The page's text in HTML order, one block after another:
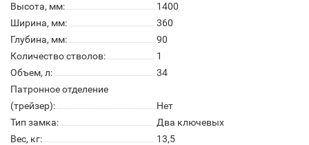
Высота, мм:
1400
Ширина, мм:
360
Глубина, мм:
90
Количество стволов:
1
Объем, л:
34
Патронное отделение
(трейзер):
Нет
Тип замка:
Два ключевых
Вес, кг:
13,5